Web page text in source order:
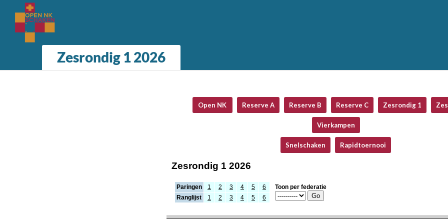
Zesrondig 1 2026
Open NK Reserve A Reserve B Reserve C Zesrondig 1
Vierkampen
Snelschaken Rapidtoernooi